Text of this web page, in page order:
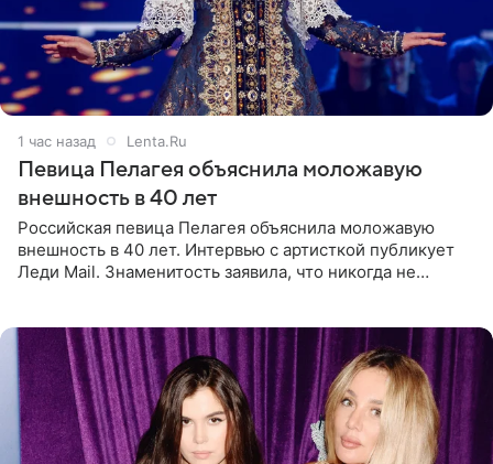
1 час назад Lenta.Ru
Певица Пелагея объяснила моложавую
внешность в 40 лет
Российская певица Пелагея объяснила моложавую
внешность в 40 лет. Интервью с артисткой публикует
Леди Mail. Знаменитость заявила, что никогда не